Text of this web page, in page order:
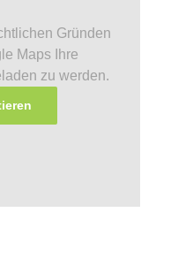
Gründen
Maps Ihre
zu werden.